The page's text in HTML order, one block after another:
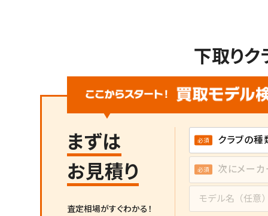
下取りク
まずは
お見積り
査定相場がすぐわかる！